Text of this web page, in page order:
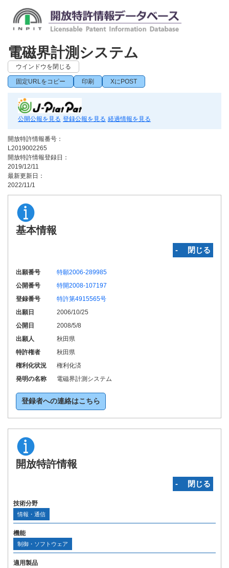
電磁界計測システム
ウインドウを閉じる
固定URLをコピー 印刷 XにPOST
公開公報を見る 登録公報を見る 経過情報を見る
開放特許情報番号：
L2019002265
開放特許情報登録日：
2019/12/11
最新更新日：
2022/11/1
基本情報
‐ 閉じる
出願番号
特願2006-289985
公開番号
特開2008-107197
登録番号
特許第4915565号
出願日
2006/10/25
公開日
2008/5/8
出願人
秋田県
特許権者
秋田県
権利化状況
権利化済
発明の名称
電磁界計測システム
登録者への連絡はこちら
開放特許情報
‐ 閉じる
技術分野
情報・通信
機能
制御・ソフトウェア
適用製品